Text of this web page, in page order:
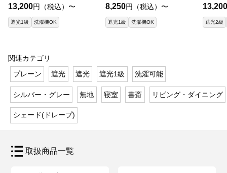
13,200円（税込）〜
遮光1級 洗濯機OK
8,250円（税込）〜
遮光1級 洗濯機OK
13,200
遮光2級
関連カテゴリ
プレーン
遮光 遮光 遮光1級 洗濯可能
シルバー・グレー 無地 寝室 書斎 リビング・ダイニング
シェード(ドレープ)
取扱商品一覧